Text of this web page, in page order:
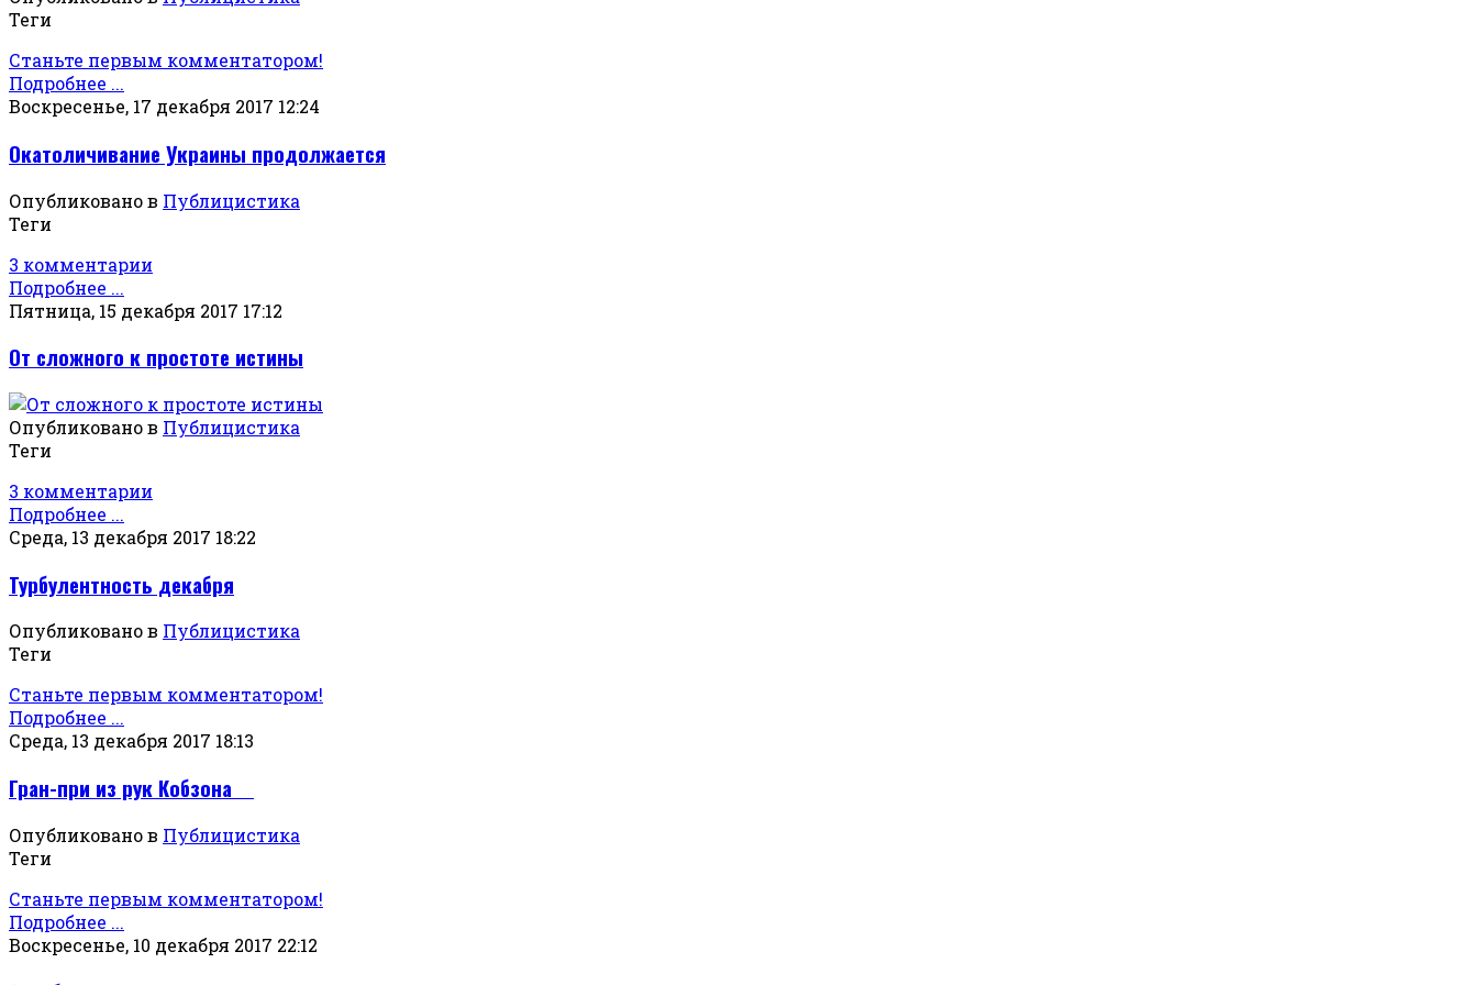
Теги
Станьте первым комментатором!
Подробнее ...
Воскресенье, 17 декабря 2017 12:24
Окатоличивание Украины продолжается
Опубликовано в Публицистика
Теги
3 комментарии
Подробнее ...
Пятница, 15 декабря 2017 17:12
От сложного к простоте истины
Опубликовано в Публицистика
Теги
3 комментарии
Подробнее ...
Среда, 13 декабря 2017 18:22
Турбулентность декабря
Опубликовано в Публицистика
Теги
Станьте первым комментатором!
Подробнее ...
Среда, 13 декабря 2017 18:13
Гран-при из рук Кобзона
Опубликовано в Публицистика
Теги
Станьте первым комментатором!
Подробнее ...
Воскресенье, 10 декабря 2017 22:12